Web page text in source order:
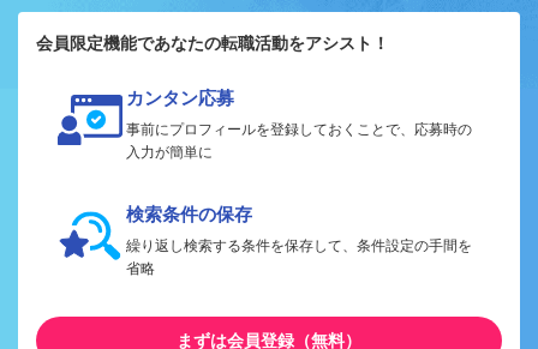
会員限定機能であなたの転職活動をアシスト！
カンタン応募
事前にプロフィールを登録しておくことで、応募時の
入力が簡単に
検索条件の保存
繰り返し検索する条件を保存して、条件設定の手間を
省略
まずは会員登録（無料）